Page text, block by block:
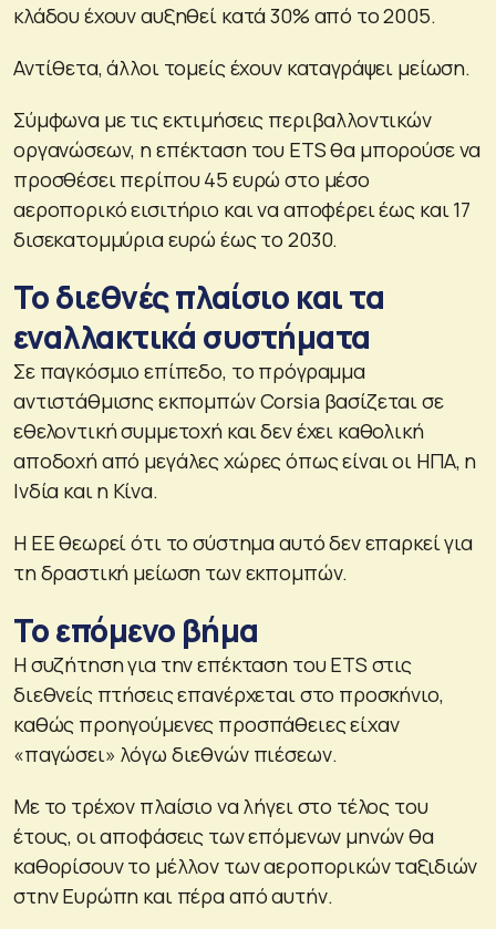
κλάδου έχουν αυξηθεί κατά 30% από το 2005.
Αντίθετα, άλλοι τομείς έχουν καταγράψει μείωση.
Σύμφωνα με τις εκτιμήσεις περιβαλλοντικών
οργανώσεων, η επέκταση του ETS θα μπορούσε να
προσθέσει περίπου 45 ευρώ στο μέσο
αεροπορικό εισιτήριο και να αποφέρει έως και 17
δισεκατομμύρια ευρώ έως το 2030.
To διεθνές πλαίσιο και τα
εναλλακτικά συστήματα
Σε παγκόσμιο επίπεδο, το πρόγραμμα
αντιστάθμισης εκπομπών Corsia βασίζεται σε
εθελοντική συμμετοχή και δεν έχει καθολική
αποδοχή από μεγάλες χώρες όπως είναι οι ΗΠΑ, η
Ινδία και η Κίνα.
Η ΕΕ θεωρεί ότι το σύστημα αυτό δεν επαρκεί για
τη δραστική μείωση των εκπομπών.
Το επόμενο βήμα
Η συζήτηση για την επέκταση του ETS στις
διεθνείς πτήσεις επανέρχεται στο προσκήνιο,
καθώς προηγούμενες προσπάθειες είχαν
«παγώσει» λόγω διεθνών πιέσεων.
Με το τρέχον πλαίσιο να λήγει στο τέλος του
έτους, οι αποφάσεις των επόμενων μηνών θα
καθορίσουν το μέλλον των αεροπορικών ταξιδιών
στην Ευρώπη και πέρα από αυτήν.